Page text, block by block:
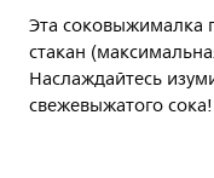
Эта соковыжималка
стакан
Наслаждайтесь
свежевыжатого сока!